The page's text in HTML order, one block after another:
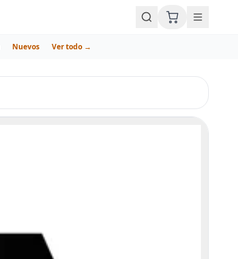
Nuevos Ver todo →